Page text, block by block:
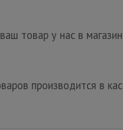
товар у нас в
производится в